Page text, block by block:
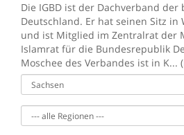
Die IGBD ist der Dachverband
Deutschland. Er hat seinen Sitz in
und ist Mitglied im Zentralrat der
Islamrat für die Bundesrepublik
Moschee des Verbandes ist in K... (